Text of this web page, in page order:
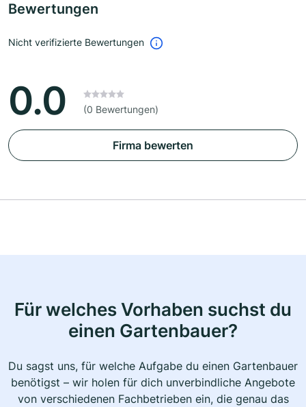
Bewertungen
Nicht verifizierte Bewertungen
0.0 (0 Bewertungen)
Firma bewerten
Für welches Vorhaben suchst du
einen Gartenbauer?
Du sagst uns, für welche Aufgabe du einen Gartenbauer
benötigst – wir holen für dich unverbindliche Angebote
von verschiedenen Fachbetrieben ein, die genau das